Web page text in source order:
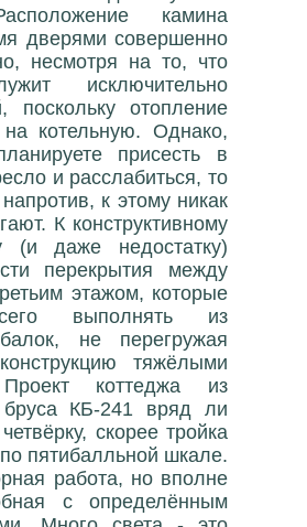
камина
дверями совершенно
несмотря на то, что
исключительно
поскольку отопление
котельную. Однако,
присесть в
и расслабиться, то
к этому никак
К конструктивному
(и даже недостатку)
перекрытия между
этажом, которые
выполнять из
не перегружая
тяжёлыми
коттеджа из
КБ-241 вряд ли
скорее тройка
пятибалльной шкале.
работа, но вполне
с определённым